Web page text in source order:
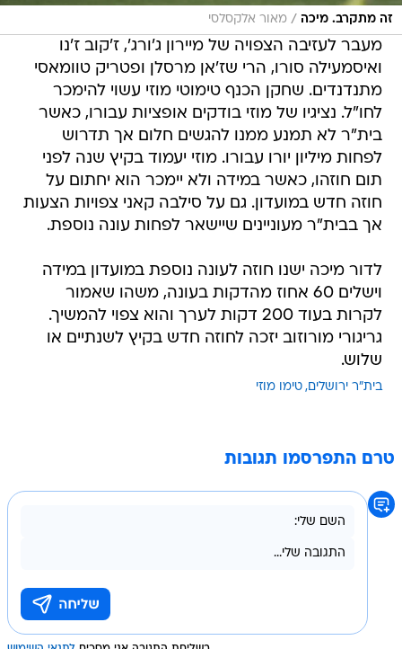
זה מתקרב. מיכה / מאור אלקסלסי
מעבר לעזיבה הצפויה של מיירון ג'ורג', ז'קוב ז'נו
ואיסמעילה סורו, הרי שז'אן מרסלן ופטריק טוומאסי
מתנדנדים. שחקן הכנף טימוטי מוזי עשוי להימכר
לחו"ל. נציגיו של מוזי בודקים אופציות עבורו, כאשר
בית"ר לא תמנע ממנו להגשים חלום אך תדרוש
לפחות מיליון יורו עבורו. מוזי יעמוד בקיץ שנה לפני
תום חוזהו, כאשר במידה ולא יימכר הוא יחתום על
חוזה חדש במועדון. גם על סילבה קאני צפויות הצעות
אך בבית"ר מעוניינים שיישאר לפחות עונה נוספת.
לדור מיכה ישנו חוזה לעונה נוספת במועדון במידה
וישלים 60 אחוז מהדקות בעונה, משהו שאמור
לקרות בעוד 200 דקות לערך והוא צפוי להמשיך.
גריגורי מורוזוב יזכה לחוזה חדש בקיץ לשנתיים או
שלוש.
בית"ר ירושלים טימו מוזי
טרם התפרסמו תגובות